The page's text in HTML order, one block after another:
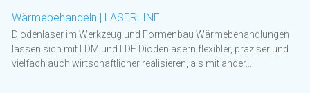
Wärmebehandeln | LASERLINE
Diodenlaser im Werkzeug und Formenbau Wärmebehandlungen
lassen sich mit LDM und LDF Diodenlasern flexibler, präziser und
vielfach auch wirtschaftlicher realisieren, als mit ander...